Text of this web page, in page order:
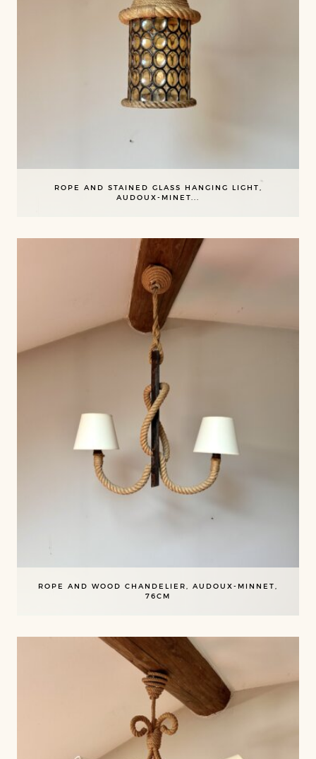
ROPE AND STAINED GLASS HANGING LIGHT,
AUDOUX-MINET...
ROPE AND WOOD CHANDELIER, AUDOUX-MINNET,
76CM